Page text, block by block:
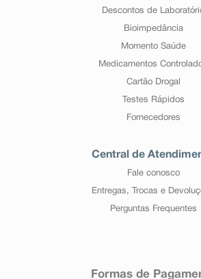
Descontos de
Bioimpedância
Momento Saúde
Medicamentos
Cartão Drogal
Testes Rápidos
Fornecedores
Central de
Fale conosco
Entregas, Trocas e
Perguntas Frequentes
Formas de